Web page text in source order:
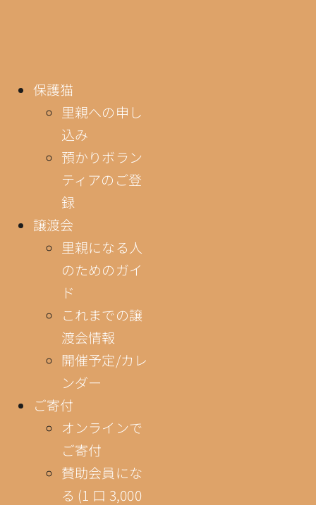
保護猫
里親への申し
込み
預かりボラン
ティアのご登
録
譲渡会
里親になる人
のためのガイ
ド
これまでの譲
渡会情報
開催予定/カレ
ンダー
ご寄付
オンラインで
ご寄付
賛助会員にな
る (1 口 3,000